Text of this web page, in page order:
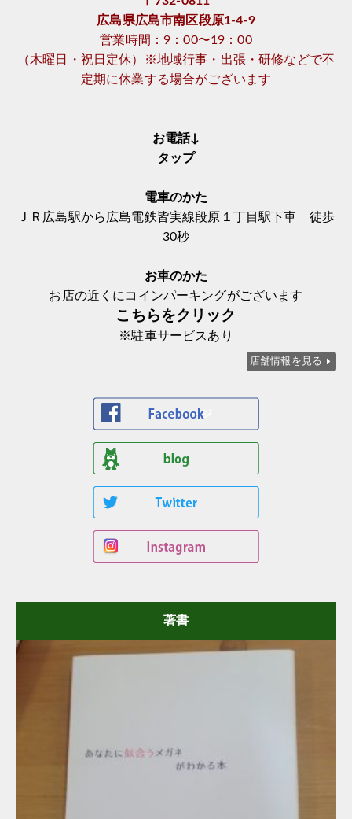
広島県広島市南区段原1-4-9
営業時間：9：00〜19：00
（木曜日・祝日定休）※地域行事・出張・研修などで不
定期に休業する場合がございます
お電話↓
タップ
電車のかた
ＪＲ広島駅から広島電鉄皆実線段原１丁目駅下車 徒歩
30秒
お車のかた
お店の近くにコインパーキングがございます
こちらをクリック
※駐車サービスあり
店舗情報を見る
著書